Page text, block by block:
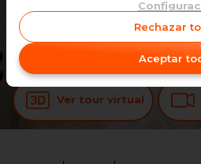
Empleo
Oficinas
Contacto
Ver tour virtual
Rechazar
Aceptar